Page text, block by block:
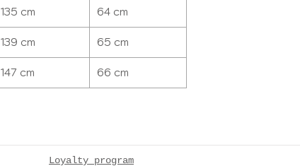
135 cm 64 cm
139 cm 65 cm
147 cm 66 cm
Loyalty program